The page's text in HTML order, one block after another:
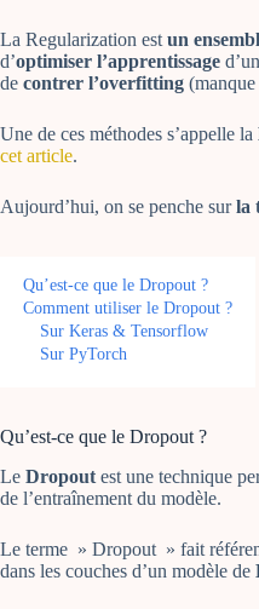
La Regularization est un
d’optimiser l’apprentissage
de contrer l’overfitting
Une de ces méthodes s’appelle la
cet article.
Aujourd’hui, on se penche surla
Qu’est-ce que le Dropout ?
Comment utiliser le Dropout ?
Sur Keras & Tensorflow
Sur PyTorch
Qu’est-ce que le Dropout ?
Le Dropout est une technique
de l’entraînement du modèle.
Le terme » Dropout » fait
dans les couches d’un modèle de